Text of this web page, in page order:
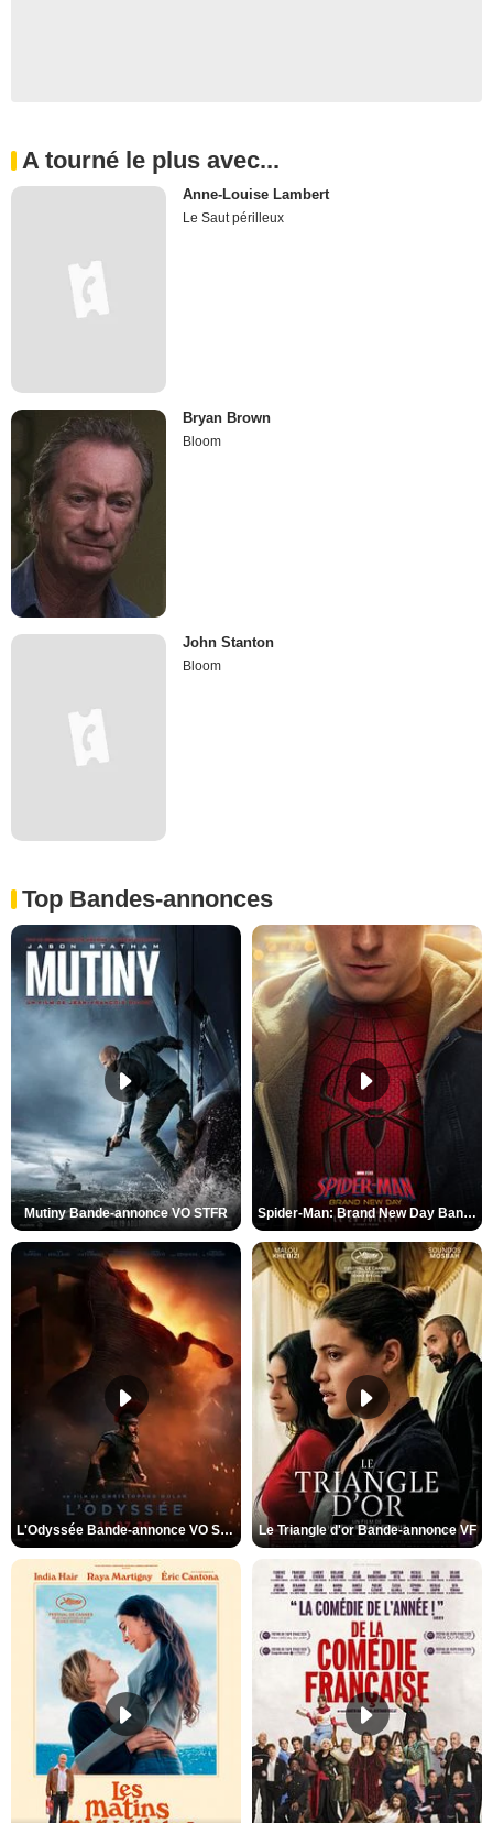
A tourné le plus avec...
Anne-Louise Lambert
Le Saut périlleux
Bryan Brown
Bloom
John Stanton
Bloom
Top Bandes-annonces
Mutiny Bande-annonce VO STFR Spider-Man: Brand New Day Bande-annonce VO STFR
L'Odyssée Bande-annonce VO STFR Le Triangle d'or Bande-annonce VF